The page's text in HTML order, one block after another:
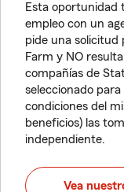
Esta oportunidad
empleo con un
pide una solicitud
Farm y NO
compañías de
seleccionado
condiciones del
beneficios) las
independiente.
Vea